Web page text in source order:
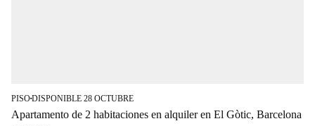
PISO■DISPONIBLE 28 OCTUBRE
Apartamento de 2 habitaciones en alquiler en El Gòtic, Barcelona